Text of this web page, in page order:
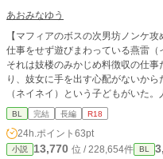
あおみなゆう
【マフィアのボスの次男坊ノンケ
仕事をせず遊びまわっている燕雷（
それは妓楼のみかじめ料徴収の仕
り、妓女に手を出す心配がないか
（ネイネイ）という子どもがいた
ていた。ある日、妓楼の楼主に寧寧
揺し……。 ※受けの年齢が低すぎる気がしたので、作中では年齢をぼかしてい
ます。お好みの年齢でご想像くだ
点）】→【新婚編（寧寧視点）】と
BL 完結 長編 R18
24h.ポイント 63pt
小説 13,770 位 / 228,654件 BL